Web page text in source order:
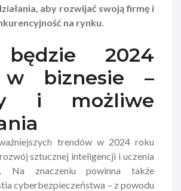
aby rozwijać swoją firmę i
na rynku.
2024
biznesie –
i możliwe
trendów w 2024 roku
sztucznej inteligencji i uczenia
Na znaczeniu powinna także
cyberbezpieczeństwa – z powodu